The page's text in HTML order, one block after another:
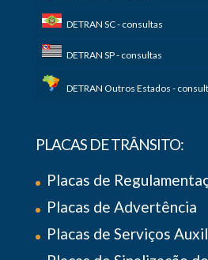
DETRAN SC - consultas
DETRAN SP - consultas
DETRAN Outros Estados -
PLACAS DE TRÂNSITO:
Placas de
Placas de Advertência
Placas de Serviços